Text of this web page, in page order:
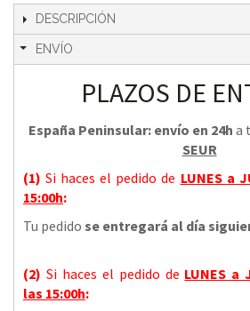
DESCRIPCIÓN
ENVÍO
PLAZOS DE
España Peninsular: envío en 24h a
SEUR
(1)Si haces el pedido de LUNES a
15:00h:
Tu pedido se entregará al día
(2) Si haces el pedido de LUNES a
las 15:00h: